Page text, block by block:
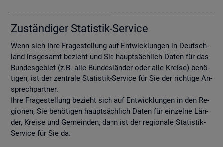
Zu­stän­di­ger Sta­tis­tik-Ser­vice
Wenn sich Ihre Fra­ge­stel­lung auf Ent­wick­lun­gen in Deutsch­
land ins­ge­samt be­zieht und Sie haupt­säch­lich Daten für das
Bun­des­ge­biet (z.B. alle Bun­des­län­der oder alle Krei­se) be­nö­
ti­gen, ist der zen­tra­le Sta­tis­tik-Ser­vice für Sie der rich­ti­ge An­
sprech­part­ner.
Ihre Fra­ge­stel­lung be­zieht sich auf Ent­wick­lun­gen in den Re­
gio­nen, Sie be­nö­ti­gen haupt­säch­lich Daten für ein­zel­ne Län­
der, Krei­se und Ge­mein­den, dann ist der re­gio­na­le Sta­tis­tik-
Ser­vice für Sie da.